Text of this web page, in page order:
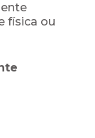
física ou